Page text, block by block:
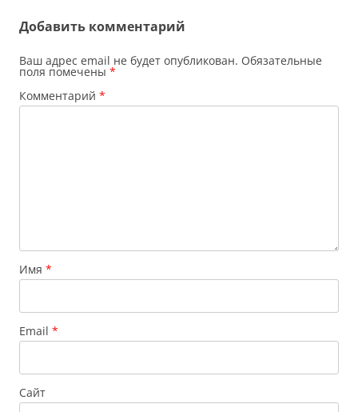
Добавить комментарий
Ваш адрес email не будет опубликован. Обязательные
поля помечены *
Комментарий *
Имя *
Email *
Сайт